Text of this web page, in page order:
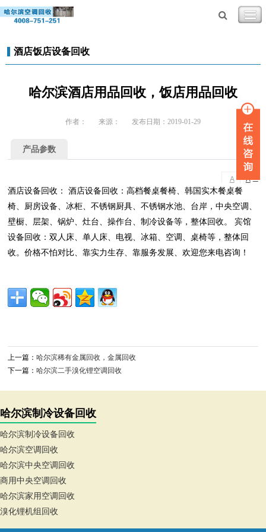
酒店饭店设备回收
哈尔滨酒店用品回收，饭店用品回收
作者： 来源： 发布日期：2019-01-29
产品参数
A A
酒店设备回收： 酒店设备回收：高档餐桌餐椅、韩国实木餐桌餐
椅、厨房设备、冰柜、不锈钢厨具、不锈钢水池、台岸，中央空调、
壁橱、层架、锅炉、灶台、操作台、制冷设备等，整体回收。 宾馆
设备回收：双人床、单人床、电视、冰箱、空调、桌椅等，整体回
收。价格不怕对比、靠实力生存、靠服务发展、欢迎您来电咨询！
上一篇：哈尔滨稀有金属回收，金属回收
下一篇：哈尔滨二手溴化锂空调回收
哈尔滨制冷设备回收
哈尔滨制冷设备回收
哈尔滨空调回收
哈尔滨中央空调回收
商用中央空调回收
哈尔滨家用空调回收
溴化锂机组回收